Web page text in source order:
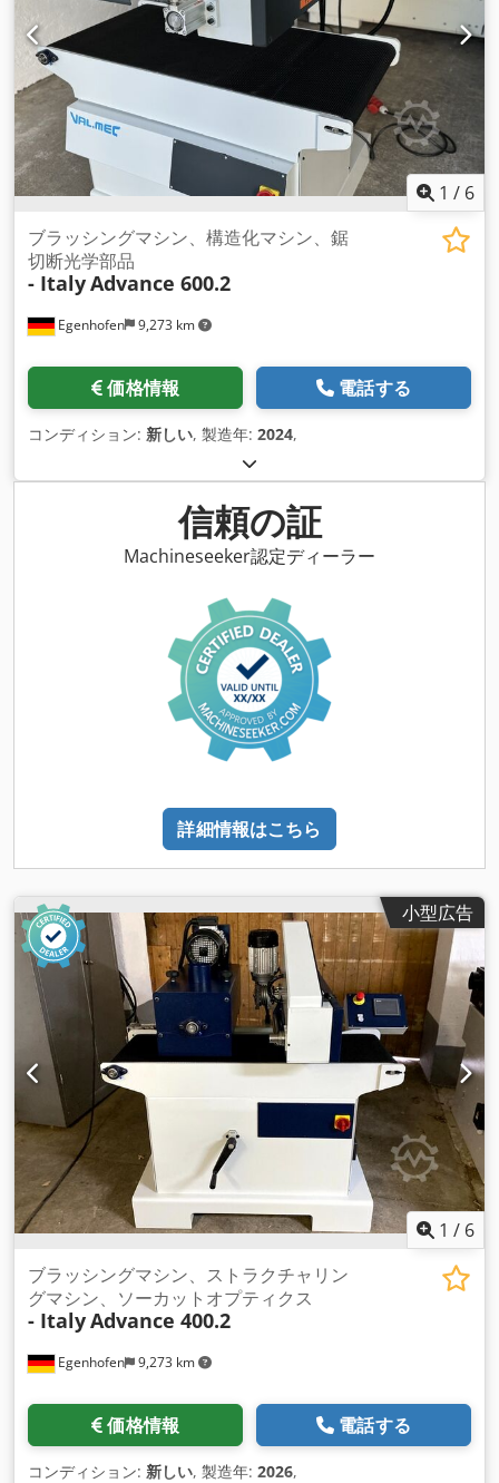
1 / 6
Egenhofen 9,273 km
ブラッシングマシン、構造化マシン、鋸
切断光学部品
- ItalyAdvance 600.2
価格情報 電話する
コンディション: 新しい, 製造年: 2024,
信頼の証
Machineseeker認定ディーラー
詳細情報はこちら
小型広告
1 / 6
Egenhofen 9,273 km
ブラッシングマシン、ストラクチャリン
グマシン、ソーカットオプティクス
- ItalyAdvance 400.2
価格情報 電話する
コンディション: 新しい, 製造年: 2026,